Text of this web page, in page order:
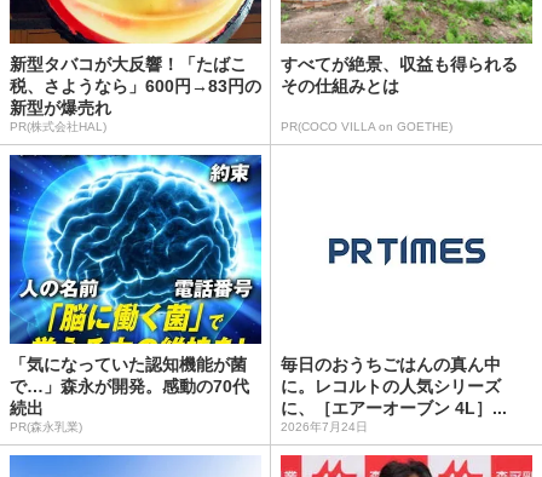
新型タバコが大反響！「たばこ
税、さようなら」600円→83円の
新型が爆売れ
PR(株式会社HAL)
すべてが絶景、収益も得られる
その仕組みとは
PR(COCO VILLA on GOETHE)
「気になっていた認知機能が菌
で…」森永が開発。感動の70代
続出
PR(森永乳業)
毎日のおうちごはんの真ん中
に。レコルトの人気シリーズ
に、［エアーオーブン 4L］...
2026年7月24日